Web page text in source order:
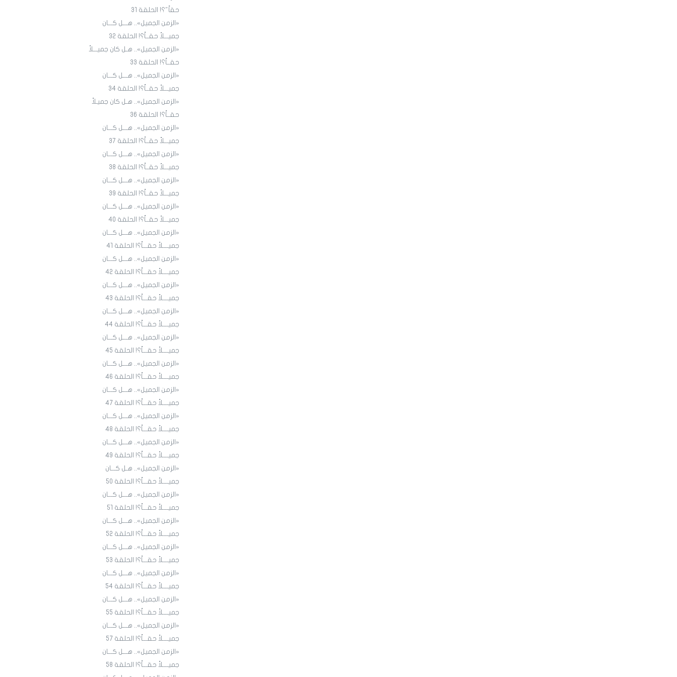
حقاً"؟! الحلقة 31
«الزمن الجميل».. هـــل كـــان
جميـــلاً حقــاً؟! الحلقة ٣٢
«الزمن الجميل».. هـل كان جميـــلاً
حقــاً؟! الحلقة 33
«الزمن الجميل».. هـــل كـــان
جميـــلاً حقــاً؟! الحلقة 34
«الزمن الجميل».. هـل كان جميـلاً
حقــاً؟! الحلقة 36
«الزمن الجميل».. هـــل كـــان
جميـــلاً حقــاً؟! الحلقة 3٧
«الزمن الجميل».. هـــل كـــان
جميـــلاً حقــاً؟! الحلقة 38
«الزمن الجميل».. هـــل كـــان
جميـــلاً حقــاً؟! الحلقة 39
«الزمن الجميل».. هـــل كـــان
جميـــلاً حقــاً؟! الحلقة 40
«الزمن الجميل».. هـــل كـــان
جميــــلاً حقـــاً؟! الحلقة 4١
«الزمن الجميل».. هـــل كـــان
جميــــلاً حقـــاً؟! الحلقة 4٢
«الزمن الجميل».. هـــل كـــان
جميــــلاً حقـــاً؟! الحلقة 43
«الزمن الجميل».. هـــل كـــان
جميــــلاً حقـــاً؟! الحلقة 44
«الزمن الجميل».. هـــل كـــان
جميــــلاً حقـــاً؟! الحلقة 45
«الزمن الجميل».. هـــل كـــان
جميــــلاً حقـــاً؟! الحلقة ٤٦
«الزمن الجميل».. هـــل كـــان
جميــــلاً حقـــاً؟! الحلقة ٤7
«الزمن الجميل».. هـــل كـــان
جميــــلاً حقـــاً؟! الحلقة ٤٨
«الزمن الجميل».. هـــل كـــان
جميــــلاً حقـــاً؟! الحلقة ٤9
«الزمن الجميل».. هـل كـــان
جميــــلاً حقـــاً؟! الحلقة ٥٠
«الزمن الجميل».. هـــل كـــان
جميــــلاً حقـــاً؟! الحلقة ٥١
«الزمن الجميل».. هـــل كـــان
جميــــلاً حقـــاً؟! الحلقة 52
«الزمن الجميل».. هـــل كـــان
جميــــلاً حقـــاً؟! الحلقة 53
«الزمن الجميل».. هـــل كـــان
جميــــلاً حقـــاً؟! الحلقة 54
«الزمن الجميل».. هـــل كـــان
جميــــلاً حقـــاً؟! الحلقة 55
«الزمن الجميل».. هـــل كـــان
جميــــلاً حقـــاً؟! الحلقة 57
«الزمن الجميل».. هـــل كـــان
جميــــلاً حقـــاً؟! الحلقة 58